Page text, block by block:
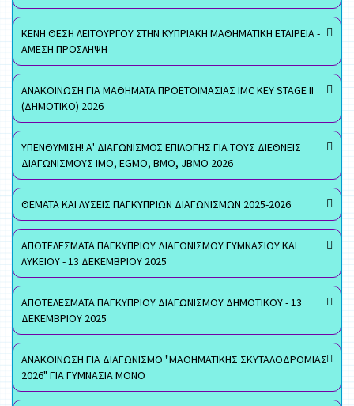
ΚΕΝΗ ΘΕΣΗ ΛΕΙΤΟΥΡΓΟΥ ΣΤΗΝ ΚΥΠΡΙΑΚΗ ΜΑΘΗΜΑΤΙΚΗ ΕΤΑΙΡΕΙΑ -
ΑΜΕΣΗ ΠΡΟΣΛΗΨΗ
ΑΝΑΚΟΙΝΩΣΗ ΓΙΑ ΜΑΘΗΜΑΤΑ ΠΡΟΕΤΟΙΜΑΣΙΑΣ IMC KEY STAGE II
(ΔΗΜΟΤΙΚΟ) 2026
ΥΠΕΝΘΥΜΙΣΗ! Α' ΔΙΑΓΩΝΙΣΜΟΣ ΕΠΙΛΟΓΗΣ ΓΙΑ ΤΟΥΣ ΔΙΕΘΝΕΙΣ
ΔΙΑΓΩΝΙΣΜΟΥΣ ΙΜΟ, EGMO, ΒΜΟ, JBMO 2026
ΘΕΜΑΤΑ ΚΑΙ ΛΥΣΕΙΣ ΠΑΓΚΥΠΡΙΩΝ ΔΙΑΓΩΝΙΣΜΩΝ 2025-2026
ΑΠΟΤΕΛΕΣΜΑΤΑ ΠΑΓΚΥΠΡΙΟΥ ΔΙΑΓΩΝΙΣΜΟΥ ΓΥΜΝΑΣΙΟΥ ΚΑΙ
ΛΥΚΕΙΟΥ - 13 ΔΕΚΕΜΒΡΙΟΥ 2025
ΑΠΟΤΕΛΕΣΜΑΤΑ ΠΑΓΚΥΠΡΙΟΥ ΔΙΑΓΩΝΙΣΜΟΥ ΔΗΜΟΤΙΚΟΥ - 13
ΔΕΚΕΜΒΡΙΟΥ 2025
ΑΝΑΚΟΙΝΩΣΗ ΓΙΑ ΔΙΑΓΩΝΙΣΜΟ "ΜΑΘΗΜΑΤΙΚΗΣ ΣΚΥΤΑΛΟΔΡΟΜΙΑΣ
2026" ΓΙΑ ΓΥΜΝΑΣΙΑ ΜΟΝΟ